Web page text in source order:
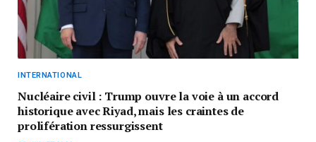
INTERNATIONAL
Nucléaire civil : Trump ouvre la voie à un accord
historique avec Riyad, mais les craintes de
prolifération ressurgissent